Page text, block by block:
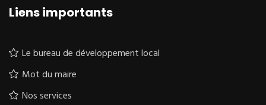
Liens importants
Le bureau de développement local
Mot du maire
Nos services